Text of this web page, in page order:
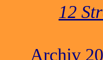
12
Archiv